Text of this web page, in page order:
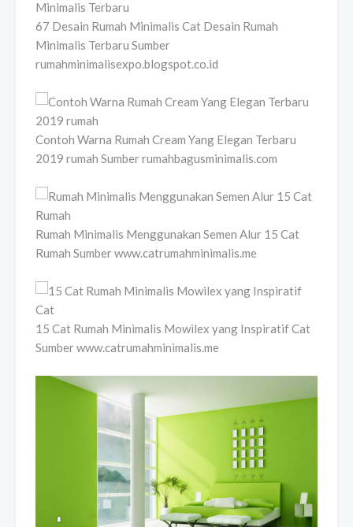
67 Desain Rumah Minimalis Cat Desain Rumah
Minimalis Terbaru Sumber
rumahminimalisexpo.blogspot.co.id
Contoh Warna Rumah Cream Yang Elegan Terbaru
2019 rumah Sumber rumahbagusminimalis.com
Rumah Minimalis Menggunakan Semen Alur 15 Cat
Rumah Sumber www.catrumahminimalis.me
15 Cat Rumah Minimalis Mowilex yang Inspiratif Cat
Sumber www.catrumahminimalis.me